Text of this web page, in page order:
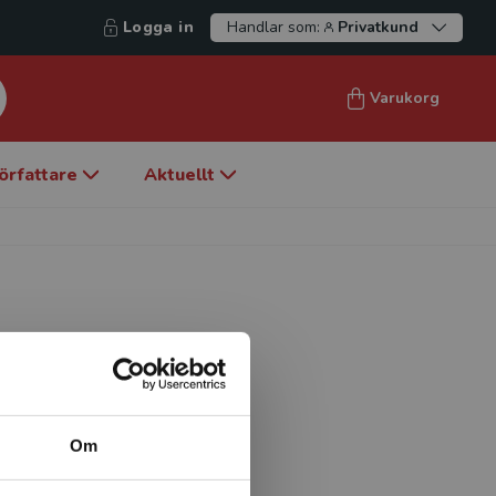
Om
Logga in Handlar som: Privatkund
Varukorg
Aktuellt
och